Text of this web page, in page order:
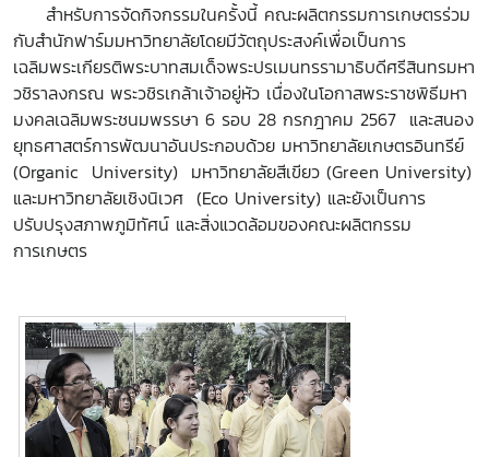
สำหรับการจัดกิจกรรมในครั้งนี้ คณะผลิตกรรมการเกษตรร่วม
กับสำนักฟาร์มมหาวิทยาลัยโดยมีวัตถุประสงค์เพื่อเป็นการ
เฉลิมพระเกียรติพระบาทสมเด็จพระปรเมนทรรามาธิบดีศรีสินทรมหา
วชิราลงกรณ พระวชิรเกล้าเจ้าอยู่หัว เนื่องในโอกาสพระราชพิธีมหา
มงคลเฉลิมพระชนมพรรษา 6 รอบ 28 กรกฎาคม 2567 และสนอง
ยุทธศาสตร์การพัฒนาอันประกอบด้วย มหาวิทยาลัยเกษตรอินทรีย์
(Organic University) มหาวิทยาลัยสีเขียว (Green University)
และมหาวิทยาลัยเชิงนิเวศ (Eco University) และยังเป็นการ
ปรับปรุงสภาพภูมิทัศน์ และสิ่งแวดล้อมของคณะผลิตกรรม
การเกษตร